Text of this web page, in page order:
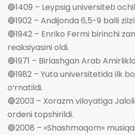
🔵1409 – Leypsig universiteti
🔵1902 – Andijonda 6,5-9 balli
🔵1942 – Enriko Fermi birinchi
reaksiyasini oldi.
🔵1971 – Birlashgan Arab
🔵1982 – Yuta universitetida ilk
o‘rnatildi.
🔵2003 – Xorazm viloyatiga
ordeni topshirildi.
🔵2008 – «Shashmaqom»